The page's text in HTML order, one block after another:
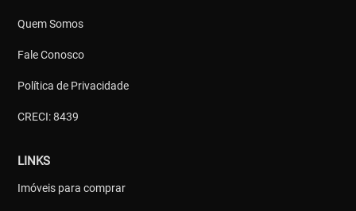
Quem Somos
Fale Conosco
Política de Privacidade
CRECI: 8439
LINKS
Imóveis para comprar